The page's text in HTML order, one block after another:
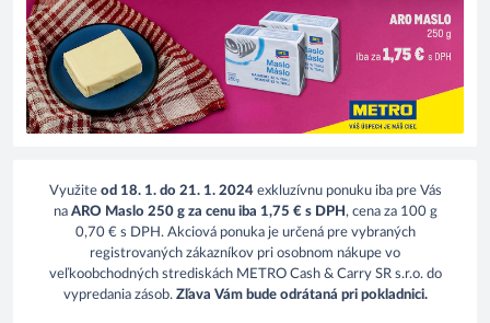
Využite od 18. 1. do 21. 1. 2024exkluzívnu ponuku iba pre Vás
na ARO Maslo 250 g za cenu iba 1,75 € s DPH , cena za 100 g
0,70 € s DPH. Akciová ponuka je určená pre vybraných
registrovaných zákazníkov pri osobnom nákupe vo
veľkoobchodných strediskách METRO Cash & Carry SR s.r.o. do
vypredania zásob. Zľava Vám bude odrátaná pri pokladnici.